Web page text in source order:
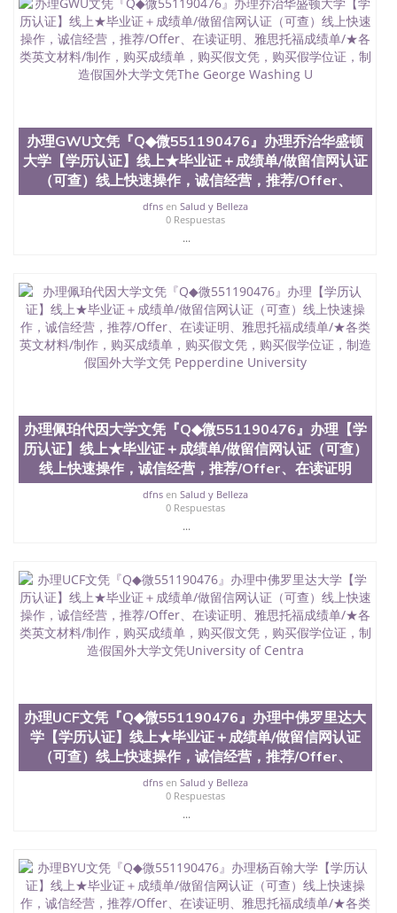
办理GWU文凭『Q◆微551190476』办理乔治华盛顿
大学【学历认证】线上★毕业证＋成绩单/做留信网认证
（可查）线上快速操作，诚信经营，推荐/Offer、
dfnsen Salud y Belleza
0 Respuestas
...
办理佩珀代因大学文凭『Q◆微551190476』办理【学
历认证】线上★毕业证＋成绩单/做留信网认证（可查）
线上快速操作，诚信经营，推荐/Offer、在读证明
dfnsen Salud y Belleza
0 Respuestas
...
办理UCF文凭『Q◆微551190476』办理中佛罗里达大
学【学历认证】线上★毕业证＋成绩单/做留信网认证
（可查）线上快速操作，诚信经营，推荐/Offer、
dfnsen Salud y Belleza
0 Respuestas
...